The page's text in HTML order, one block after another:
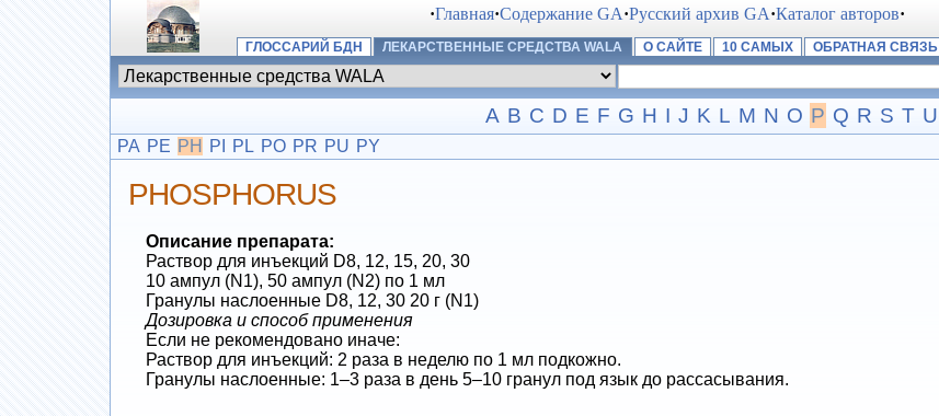
·Главная·Содержание GA·Русский архив GA·Каталог авторов·
ГЛОССАРИЙ БДН
ЛЕКАРСТВЕННЫЕ СРЕДСТВА WALA О САЙТЕ 10 САМЫХ ОБРАТНАЯ СВЯЗЬ
A B C D E F G H I J K L M N O P Q R S T U
PA PE PH PI PL PO PR PU PY
PHOSPHORUS
Описание препарата:
Раствор для инъекций D8, 12, 15, 20, 30
10 ампул (N1), 50 ампул (N2) по 1 мл
Гранулы наслоенные D8, 12, 30 20 г (N1)
Дозировка и способ применения
Если не рекомендовано иначе:
Раствор для инъекций: 2 раза в неделю по 1 мл подкожно.
Гранулы наслоенные: 1–3 раза в день 5–10 гранул под язык до рассасывания.